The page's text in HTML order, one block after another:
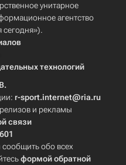
унитарное
агентство
технологий
r-sport.internet@ria.ru
и рекламы
связи
сообщить обо всех
формой обратной